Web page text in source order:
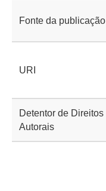
Fonte da publicação
URI
Detentor de Direitos
Autorais